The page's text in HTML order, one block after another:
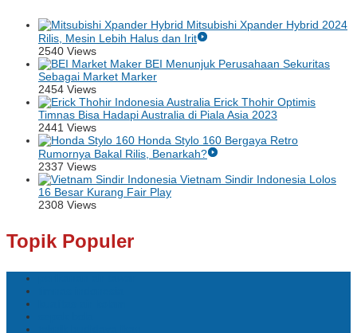
Mitsubishi Xpander Hybrid 2024
Rilis, Mesin Lebih Halus dan Irit
2540 Views
BEI Menunjuk Perusahaan Sekuritas
Sebagai Market Marker
2454 Views
Erick Thohir Optimis
Timnas Bisa Hadapi Australia di Piala Asia 2023
2441 Views
Honda Stylo 160 Bergaya Retro
Rumornya Bakal Rilis, Benarkah?
2337 Views
Vietnam Sindir Indonesia Lolos
16 Besar Kurang Fair Play
2308 Views
Topik Populer